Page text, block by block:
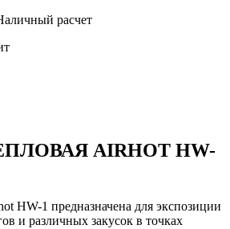
расчет
AIRHOT HW-
HW-1 предназначена для экспозиции
и различных закусок в точках